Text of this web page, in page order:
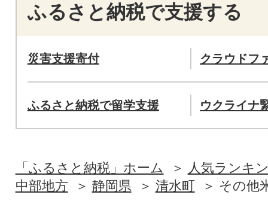
ふるさと納税で支援する
災害支援寄付 クラウドフ
ふるさと納税で留学支援 ウクライナ
「ふるさと納税」ホーム
人気ランキ
中部地方
静岡県 清水町 その他